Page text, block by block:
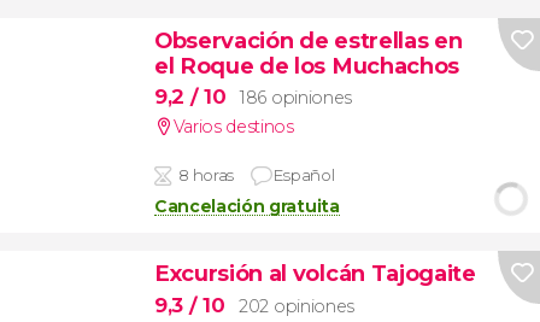
Observación de estrellas en
el Roque de los Muchachos
9,2 / 10
186 opiniones
Varios destinos
8 horas Español
Cancelación gratuita
Excursión al volcán Tajogaite
9,3 / 10
202 opiniones